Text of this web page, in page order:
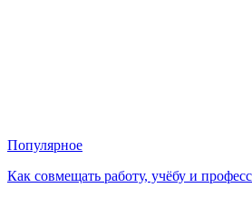
Популярное
Как совмещать работу, учёбу и